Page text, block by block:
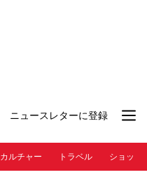
ニュースレターに登録
カルチャー トラベル ショッピ